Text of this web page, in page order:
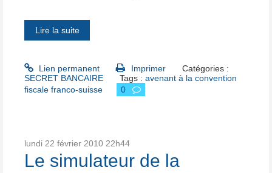
Lire la suite
Lien permanent Imprimer
Catégories :
SECRET BANCAIRE
Tags :avenant à la convention
fiscale franco-suisse
0
lundi 22 février 2010 22h44
Le simulateur de la